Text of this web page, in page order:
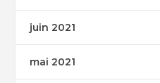
juin 2021
mai 2021